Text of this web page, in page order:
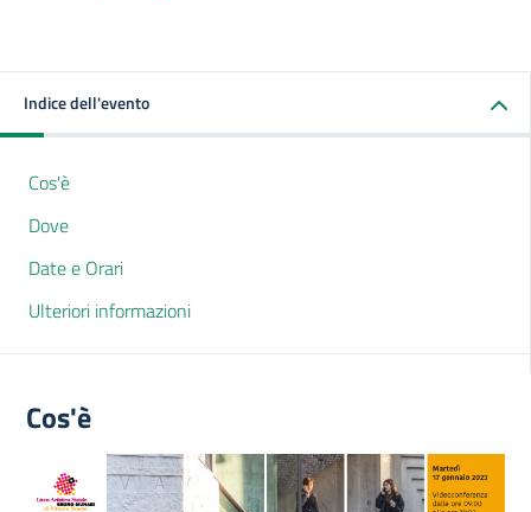
Indice dell'evento
Cos'è
Dove
Date e Orari
Ulteriori informazioni
Cos'è